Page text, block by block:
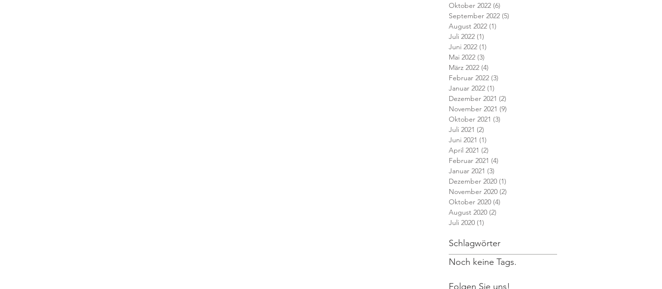
Oktober 2022 (6)
September 2022 (5)
August 2022 (1)
Juli 2022 (1)
Juni 2022 (1)
Mai 2022 (3)
März 2022 (4)
Februar 2022 (3)
Januar 2022 (1)
Dezember 2021 (2)
November 2021 (9)
Oktober 2021 (3)
Juli 2021 (2)
Juni 2021 (1)
April 2021 (2)
Februar 2021 (4)
Januar 2021 (3)
Dezember 2020 (1)
November 2020 (2)
Oktober 2020 (4)
August 2020 (2)
Juli 2020 (1)
Schlagwörter
Noch keine Tags.
Folgen Sie uns!